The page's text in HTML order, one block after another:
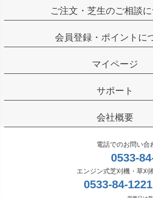
ご注文・芝生のご相談
会員登録・ポイントに
マイページ
サポート
会社概要
電話でのお問い合
0533-
エンジン式芝刈機・草刈
0533-84-1221